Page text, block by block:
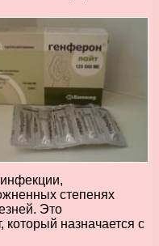
степенях
Это
назначается с